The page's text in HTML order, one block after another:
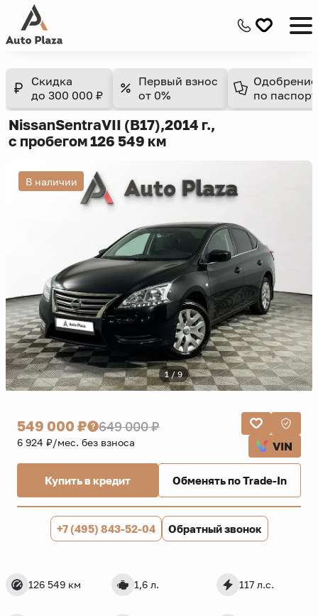
Скидка
до 300 000 ₽
Первый взнос
от 0%
Одобрение
по
NissanSentraVII (B17),2014 г.,
с пробегом 126 549 км
В наличии
1 / 9
126 549 км 1,6 л. 117 л.с.
549 000 ₽ 649 000 ₽
6 924 ₽/мес. без взноса VIN
Купить в кредит Обменять по Trade-In
+7 (495) 843-52-04 Обратный звонок